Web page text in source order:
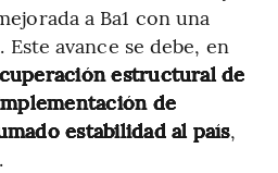
a Ba1 con una
avance se debe, en
estructural de
de
estabilidad al país,